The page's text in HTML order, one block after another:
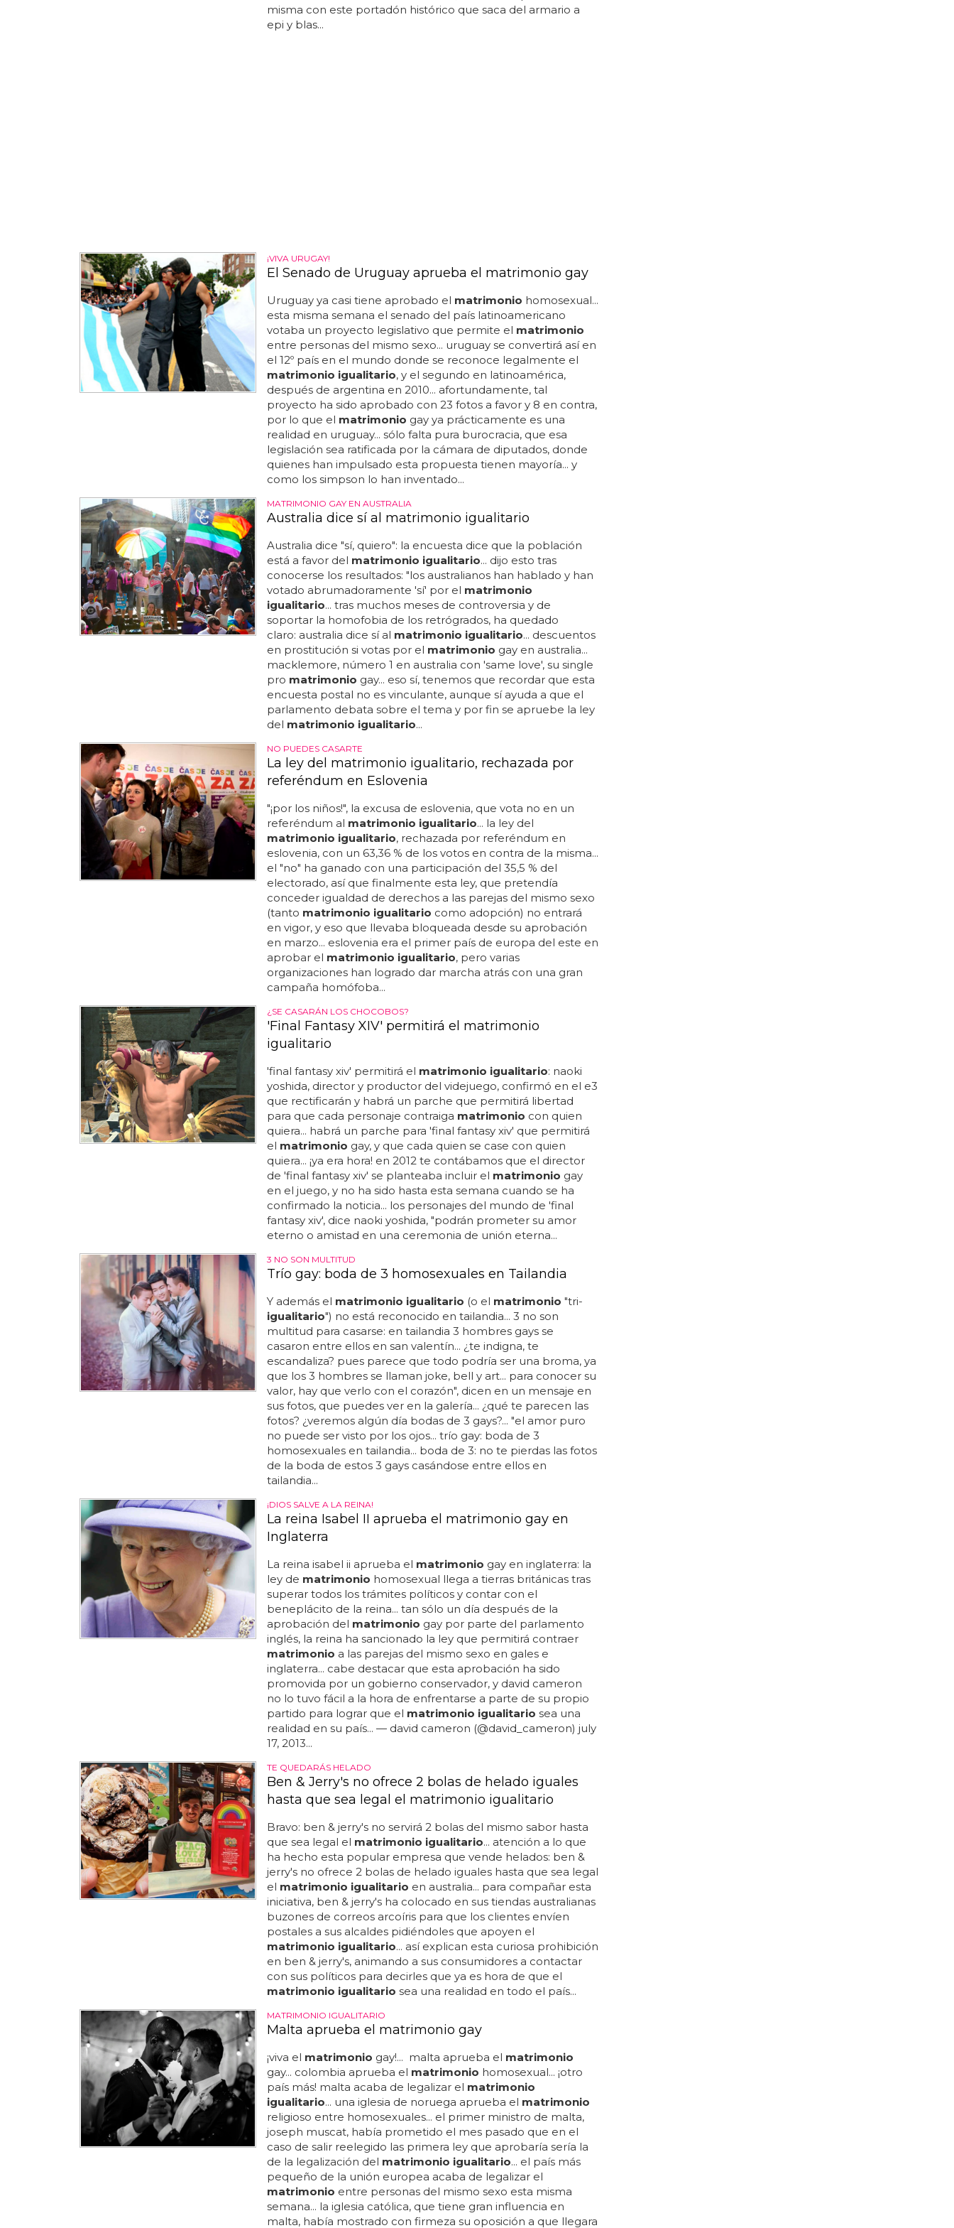
misma con este portadón histórico que saca del armario a
epi y blas...
¡VIVA URUGAY!
El Senado de Uruguay aprueba el matrimonio gay
Uruguay ya casi tiene aprobado el matrimonio homosexual...
esta misma semana el senado del país latinoamericano
votaba un proyecto legislativo que permite el matrimonio
entre personas del mismo sexo... uruguay se convertirá así en
el 12º país en el mundo donde se reconoce legalmente el
matrimonio igualitario, y el segundo en latinoamérica,
después de argentina en 2010... afortundamente, tal
proyecto ha sido aprobado con 23 fotos a favor y 8 en contra,
por lo que el matrimonio gay ya prácticamente es una
realidad en uruguay... sólo falta pura burocracia, que esa
legislación sea ratificada por la cámara de diputados, donde
quienes han impulsado esta propuesta tienen mayoría... y
como los simpson lo han inventado...
MATRIMONIO GAY EN AUSTRALIA
Australia dice sí al matrimonio igualitario
Australia dice "sí, quiero": la encuesta dice que la población
está a favor del matrimonio igualitario... dijo esto tras
conocerse los resultados: "los australianos han hablado y han
votado abrumadoramente 'sí' por el matrimonio
igualitario... tras muchos meses de controversia y de
soportar la homofobia de los retrógrados, ha quedado
claro: australia dice sí al matrimonio igualitario... descuentos
en prostitución si votas por el matrimonio gay en australia...
macklemore, número 1 en australia con 'same love', su single
pro matrimonio gay... eso sí, tenemos que recordar que esta
encuesta postal no es vinculante, aunque sí ayuda a que el
parlamento debata sobre el tema y por fin se apruebe la ley
del matrimonio igualitario...
NO PUEDES CASARTE
La ley del matrimonio igualitario, rechazada por
referéndum en Eslovenia
"¡por los niños!", la excusa de eslovenia, que vota no en un
referéndum al matrimonio igualitario... la ley del
matrimonio igualitario, rechazada por referéndum en
eslovenia, con un 63,36 % de los votos en contra de la misma...
el "no" ha ganado con una participación del 35,5 % del
electorado, así que finalmente esta ley, que pretendía
conceder igualdad de derechos a las parejas del mismo sexo
(tanto matrimonio igualitario como adopción) no entrará
en vigor, y eso que llevaba bloqueada desde su aprobación
en marzo... eslovenia era el primer país de europa del este en
aprobar el matrimonio igualitario, pero varias
organizaciones han logrado dar marcha atrás con una gran
campaña homófoba...
¿SE CASARÁN LOS CHOCOBOS?
'Final Fantasy XIV' permitirá el matrimonio
igualitario
'final fantasy xiv' permitirá el matrimonio igualitario: naoki
yoshida, director y productor del videjuego, confirmó en el e3
que rectificarán y habrá un parche que permitirá libertad
para que cada personaje contraiga matrimonio con quien
quiera... habrá un parche para 'final fantasy xiv' que permitirá
el matrimonio gay, y que cada quien se case con quien
quiera... ¡ya era hora! en 2012 te contábamos que el director
de 'final fantasy xiv' se planteaba incluir el matrimonio gay
en el juego, y no ha sido hasta esta semana cuando se ha
confirmado la noticia... los personajes del mundo de 'final
fantasy xiv', dice naoki yoshida, "podrán prometer su amor
eterno o amistad en una ceremonia de unión eterna...
3 NO SON MULTITUD
Trío gay: boda de 3 homosexuales en Tailandia
Y además el matrimonio igualitario (o el matrimonio "tri-
igualitario") no está reconocido en tailandia... 3 no son
multitud para casarse: en tailandia 3 hombres gays se
casaron entre ellos en san valentín... ¿te indigna, te
escandaliza? pues parece que todo podría ser una broma, ya
que los 3 hombres se llaman joke, bell y art... para conocer su
valor, hay que verlo con el corazón", dicen en un mensaje en
sus fotos, que puedes ver en la galería... ¿qué te parecen las
fotos? ¿veremos algún día bodas de 3 gays?... "el amor puro
no puede ser visto por los ojos... trío gay: boda de 3
homosexuales en tailandia... boda de 3: no te pierdas las fotos
de la boda de estos 3 gays casándose entre ellos en
tailandia...
¡DIOS SALVE A LA REINA!
La reina Isabel II aprueba el matrimonio gay en
Inglaterra
La reina isabel ii aprueba el matrimonio gay en inglaterra: la
ley de matrimonio homosexual llega a tierras británicas tras
superar todos los trámites políticos y contar con el
beneplácito de la reina... tan sólo un día después de la
aprobación del matrimonio gay por parte del parlamento
inglés, la reina ha sancionado la ley que permitirá contraer
matrimonio a las parejas del mismo sexo en gales e
inglaterra... cabe destacar que esta aprobación ha sido
promovida por un gobierno conservador, y david cameron
no lo tuvo fácil a la hora de enfrentarse a parte de su propio
partido para lograr que el matrimonio igualitario sea una
realidad en su país... — david cameron (@david_cameron) july
17, 2013...
TE QUEDARÁS HELADO
Ben & Jerry's no ofrece 2 bolas de helado iguales
hasta que sea legal el matrimonio igualitario
Bravo: ben & jerry's no servirá 2 bolas del mismo sabor hasta
que sea legal el matrimonio igualitario... atención a lo que
ha hecho esta popular empresa que vende helados: ben &
jerry's no ofrece 2 bolas de helado iguales hasta que sea legal
el matrimonio igualitario en australia... para compañar esta
iniciativa, ben & jerry's ha colocado en sus tiendas australianas
buzones de correos arcoíris para que los clientes envíen
postales a sus alcaldes pidiéndoles que apoyen el
matrimonio igualitario... así explican esta curiosa prohibición
en ben & jerry's, animando a sus consumidores a contactar
con sus políticos para decirles que ya es hora de que el
matrimonio igualitario sea una realidad en todo el país...
MATRIMONIO IGUALITARIO
Malta aprueba el matrimonio gay
¡viva el matrimonio gay!... malta aprueba el matrimonio
gay... colombia aprueba el matrimonio homosexual... ¡otro
país más! malta acaba de legalizar el matrimonio
igualitario... una iglesia de noruega aprueba el matrimonio
religioso entre homosexuales... el primer ministro de malta,
joseph muscat, había prometido el mes pasado que en el
caso de salir reelegido las primera ley que aprobaría sería la
de la legalización del matrimonio igualitario... el país más
pequeño de la unión europea acaba de legalizar el
matrimonio entre personas del mismo sexo esta misma
semana... la iglesia católica, que tiene gran influencia en
malta, había mostrado con firmeza su oposición a que llegara